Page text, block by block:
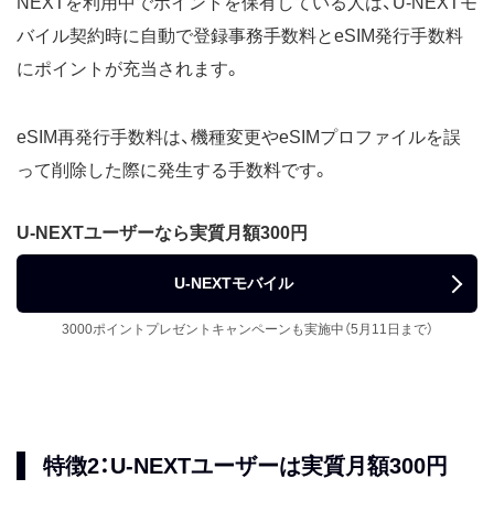
バイル契約時に自動で登録事務手数料とeSIM発行手数料
にポイントが充当されます。
eSIM再発行手数料は、機種変更やeSIMプロファイルを誤
って削除した際に発生する手数料です。
U-NEXTユーザーなら実質月額300円
U-NEXTモバイル
3000ポイントプレゼントキャンペーンも実施中（5月11日まで）
特徴2：U-NEXTユーザーは実質月額300円